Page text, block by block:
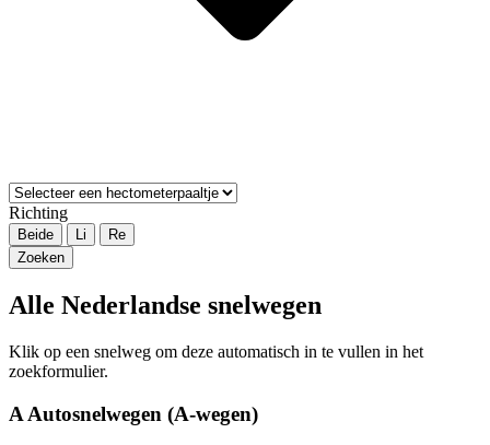
Richting
Beide Li
Re
Zoeken
Alle Nederlandse snelwegen
Klik op een snelweg om deze automatisch in te vullen in het
zoekformulier.
A Autosnelwegen (A-wegen)